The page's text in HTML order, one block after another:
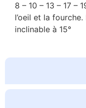
8 – 10 – 13 – 17 –
l’oeil et la
inclinable à 15°